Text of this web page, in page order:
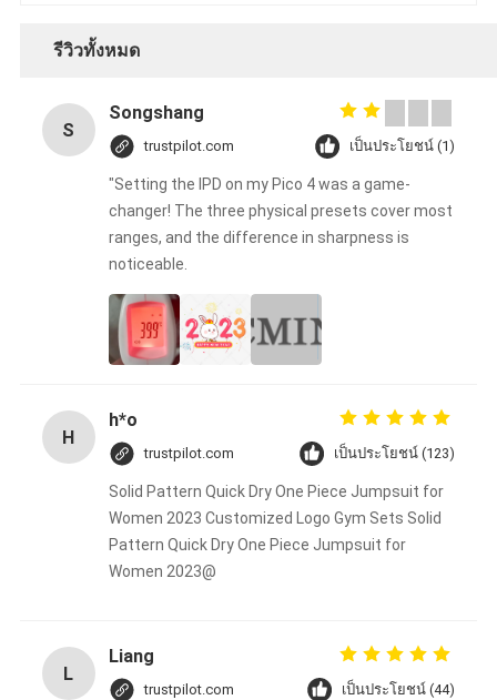
รีวิวทั้งหมด
S
Songshang
trustpilot.com เป็นประโยชน์ (1)
"Setting the IPD on my Pico 4 was a game-
changer! The three physical presets cover most
ranges, and the difference in sharpness is
noticeable.
H
h*o
trustpilot.com เป็นประโยชน์ (123)
Solid Pattern Quick Dry One Piece Jumpsuit for
Women 2023 Customized Logo Gym Sets Solid
Pattern Quick Dry One Piece Jumpsuit for
Women 2023@
L
Liang
trustpilot.com เป็นประโยชน์ (44)